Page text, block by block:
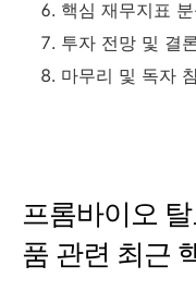
핵심 재무지표
투자 전망 및 결
마무리 및 독자
프롬바이오
품 관련 최근